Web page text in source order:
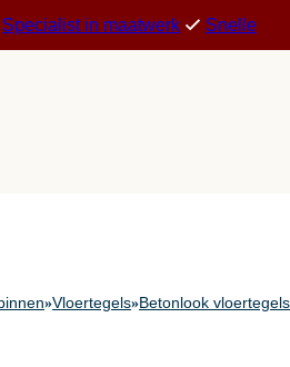
Specialist in maatwerk Snelle
»Vloertegels»Betonlook vloertegels